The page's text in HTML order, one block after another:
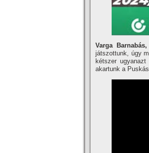
Varga
játszottunk, úgy
kétszer
akartunk a